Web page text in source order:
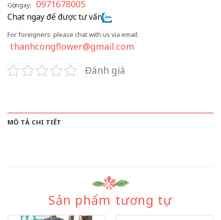
Gọi ngay: 0971678005
Chat ngay để được tư vấn
For foreigners: please chat with us via email:
thanhcongflower@gmail.com
Đánh giá
MÔ TẢ CHI TIẾT
Sản phẩm tương tự